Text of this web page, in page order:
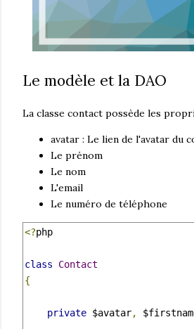
Le modèle et la DAO
La classe contact possède les
avatar : Le lien de l'avatar du
Le prénom
Le nom
L'email
Le numéro de téléphone
<?php
class
Contact
{
private $avatar,